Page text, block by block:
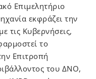
Επιμελητήριο
εκφράζει την
τις Κυβερνήσεις,
το
Επιτροπή
του ΔΝΟ,